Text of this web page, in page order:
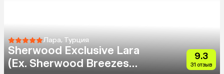
Лара, Турция
Sherwood Exclusive Lara
(Ex. Sherwood Breezes
9.3
31 отзыв